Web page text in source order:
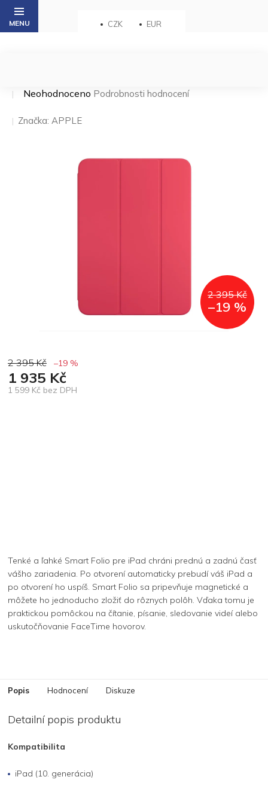
Přejít
obsah
CZK EUR
Průměrné
produktu
je
Neohodnoceno Podrobnosti hodnocení
Značka: APPLE
2 395 Kč
–19 %
2 395 Kč –19 %
1 935 Kč
1 599 Kč bez DPH
Tenké a ľahké Smart Folio pre iPad chráni prednú a zadnú časť
vášho zariadenia. Po otvorení automaticky prebudí váš iPad a
po otvorení ho uspíš. Smart Folio sa pripevňuje magnetické a
môžete ho jednoducho zložiť do rôznych polôh. Vďaka tomu je
praktickou pomôckou na čítanie, písanie, sledovanie videí alebo
uskutočňovanie FaceTime hovorov.
Popis Hodnocení Diskuze
Detailní popis produktu
Kompatibilita
iPad (10. generácia)